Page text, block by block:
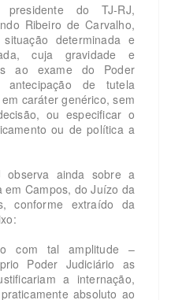
do TJ-RJ,
Ribeiro de Carvalho,
determinada e
cuja gravidade e
ao exame do Poder
de tutela
caráter genérico, sem
ou especificar o
ou de política a
observa ainda sobre a
em Campos, do Juízo da
conforme extraído da
com tal amplitude –
Poder Judiciário as
a internação,
absoluto ao